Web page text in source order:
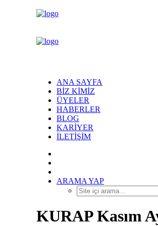
ANA SAYFA
BIZ KIMIZ
ÜYELER
HABERLER
BLOG
KARIYER
İLETIŞIM
ARAMA YAP
KURAP Kasım